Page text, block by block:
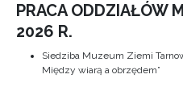
PRACA ODDZIAŁÓW
2026 R.
Siedziba Muzeum Ziemi
Między wiarą a obrzędem”